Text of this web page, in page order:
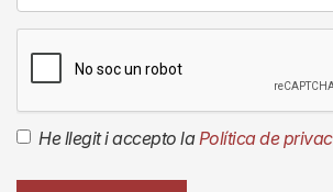
He llegit i accepto la Política de